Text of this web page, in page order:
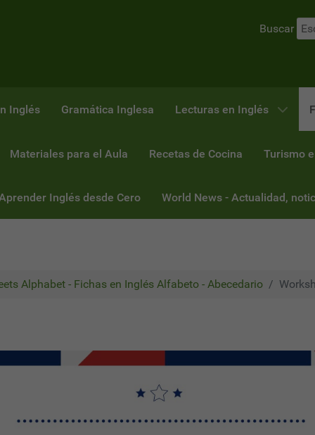
Buscar
Inglés Gramática Inglesa Lecturas en Inglés
Materiales para el Aula Recetas de Cocina Turismo
Inglés desde Cero World News - Actualidad,
Alphabet - Fichas en Inglés Alfabeto - Abecedario